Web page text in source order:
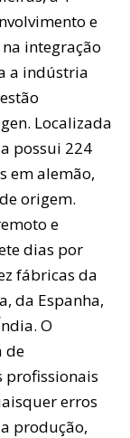
e
integração
a indústria
Localizada
possui 224
em alemão,
origem.
e
dias por
fábricas da
da Espanha,
O
de
profissionais
erros
produção,